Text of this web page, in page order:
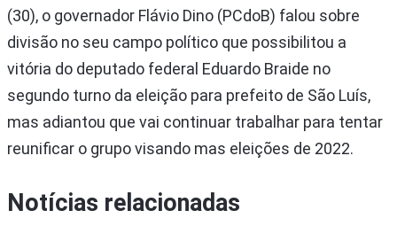
(30), o governador Flávio Dino (PCdoB) falou sobre
divisão no seu campo político que possibilitou a
vitória do deputado federal Eduardo Braide no
segundo turno da eleição para prefeito de São Luís,
mas adiantou que vai continuar trabalhar para tentar
reunificar o grupo visando mas eleições de 2022.
Notícias relacionadas